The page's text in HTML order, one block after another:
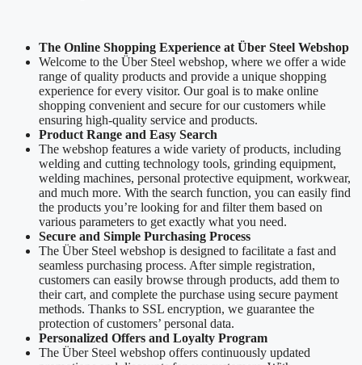
The Online Shopping Experience at Über Steel Webshop
Welcome to the Über Steel webshop, where we offer a wide
range of quality products and provide a unique shopping
experience for every visitor. Our goal is to make online
shopping convenient and secure for our customers while
ensuring high-quality service and products.
Product Range and Easy Search
The webshop features a wide variety of products, including
welding and cutting technology tools, grinding equipment,
welding machines, personal protective equipment, workwear,
and much more. With the search function, you can easily find
the products you’re looking for and filter them based on
various parameters to get exactly what you need.
Secure and Simple Purchasing Process
The Über Steel webshop is designed to facilitate a fast and
seamless purchasing process. After simple registration,
customers can easily browse through products, add them to
their cart, and complete the purchase using secure payment
methods. Thanks to SSL encryption, we guarantee the
protection of customers’ personal data.
Personalized Offers and Loyalty Program
The Über Steel webshop offers continuously updated